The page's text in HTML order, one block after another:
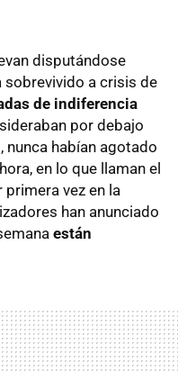
disputándose
sobrevivido a crisis de
de indiferencia
por debajo
nunca habían agotado
en lo que llaman el
vez en la
han anunciado
están